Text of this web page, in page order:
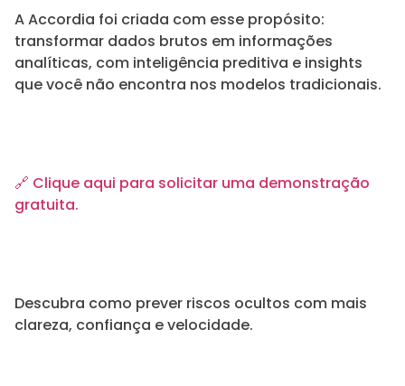
A Accordia foi criada com esse propósito:
transformar dados brutos em informações
analíticas, com inteligência preditiva e insights
que você não encontra nos modelos tradicionais.
🔗 Clique aqui para solicitar uma demonstração
gratuita.
Descubra como prever riscos ocultos com mais
clareza, confiança e velocidade.